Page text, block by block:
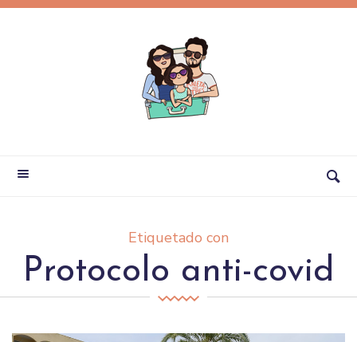
Etiquetado con
Protocolo anti-covid